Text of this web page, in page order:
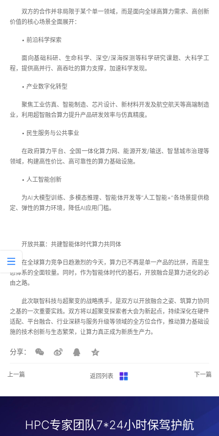
双方的合作并非局限于某个单一领域，而是面向全球高算力需求、高创新
价值的核心场景全面展开：
• 前沿科学探索
面向基础科研、生命科学、深空/深海探测等科学研究课题、大科学工
程，提供高并行、高吞吐的算力支撑，加速科学发现。
• 产业数字化转型
聚焦工业仿真、智能制造、芯片设计、新材料开发及航空航天等高端制造
业，利用超智融合算力提升产品研发效率与仿真精度。
• 民生服务与公共事业
在政府算力平台、全国一体化算力网、能源开发/输送、智慧城市治理等
领域，构建高性价比、高可靠性的算力基础设施。
• 人工智能创新
为AI大模型训练、多模态推理、智能体开发等“人工智能+”各场景提供稳
定、弹性的算力环境，降低AI应用门槛。
开放共赢：共建智能体时代算力共同体
在全球算力竞争日趋激烈的今天，算力已不再是单一产品的比拼，而是生
态体系的全面较量。同时，作为智能体时代的基石，开放融合是算力进化的必
由之路。
此次联智科技与超聚变的战略携手，是双方以开放融合之姿、筑算力协同
之基的一次重要实践。双方将以超聚变探索者大会为新起点，持续深化在硬件
适配、平台融合、行业深耕与服务升级等领域的全方位合作，推动算力基础设
施的技术创新与生态繁荣，让算力真正成为新质生产力。
分享：
上一篇 返回列表 下一篇
HPC专家团队7*24小时保驾护航